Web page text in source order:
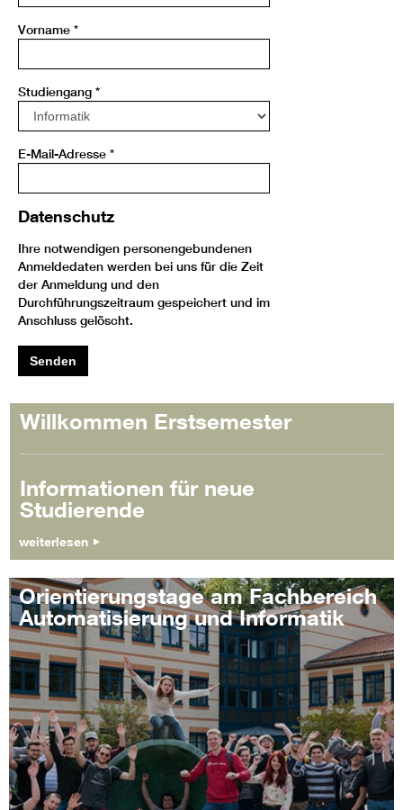
Vorname *
Studiengang *
E-Mail-Adresse *
Datenschutz
Ihre notwendigen personengebundenen
Anmeldedaten werden bei uns für die Zeit
der Anmeldung und den
Durchführungszeitraum gespeichert und im
Anschluss gelöscht.
Senden
Willkommen Erstsemester
Informationen für neue
Studierende
weiterlesen
Orientierungstage am Fachbereich
Automatisierung und Informatik